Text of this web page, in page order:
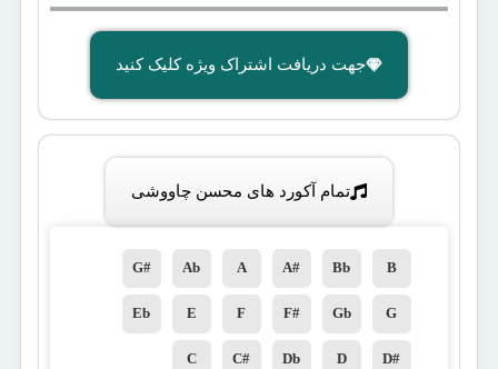
جهت دریافت اشتراک ویژه کلیک کنید
تمام آکورد های محسن چاووشی
B
Bb
A#
A
Ab
G#
G
Gb
F#
F
E
Eb
D#
D
Db
C#
C